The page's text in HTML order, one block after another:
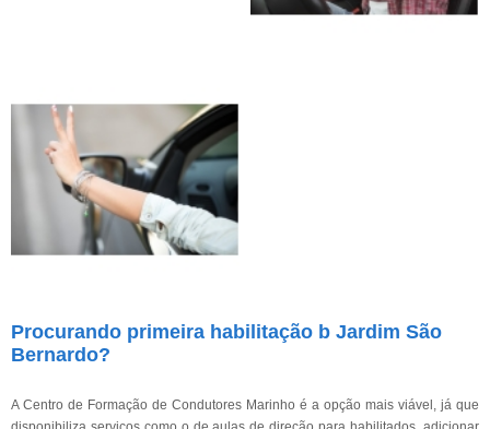
Procurando primeira habilitação b Jardim São
Bernardo?
A Centro de Formação de Condutores Marinho é a opção mais viável, já que